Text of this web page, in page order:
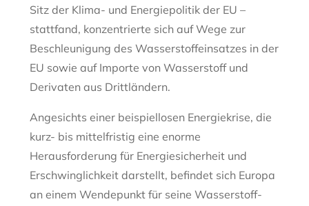
Sitz der Klima- und Energiepolitik der EU –
stattfand, konzentrierte sich auf Wege zur
Beschleunigung des Wasserstoffeinsatzes in der
EU sowie auf Importe von Wasserstoff und
Derivaten aus Drittländern.
Angesichts einer beispiellosen Energiekrise, die
kurz- bis mittelfristig eine enorme
Herausforderung für Energiesicherheit und
Erschwinglichkeit darstellt, befindet sich Europa
an einem Wendepunkt für seine Wasserstoff-